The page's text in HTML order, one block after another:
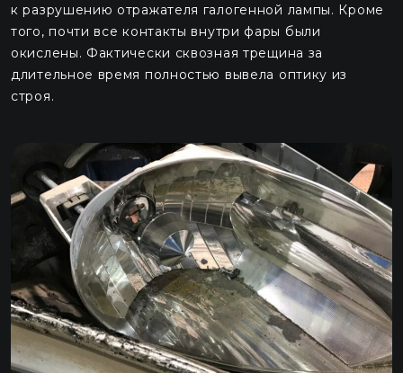
к разрушению отражателя галогенной лампы. Кроме
того, почти все контакты внутри фары были
окислены. Фактически сквозная трещина за
длительное время полностью вывела оптику из
строя.